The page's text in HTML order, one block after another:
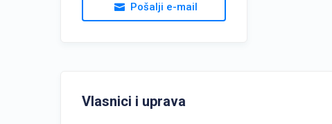
Pošalji e-mail
Vlasnici i uprava